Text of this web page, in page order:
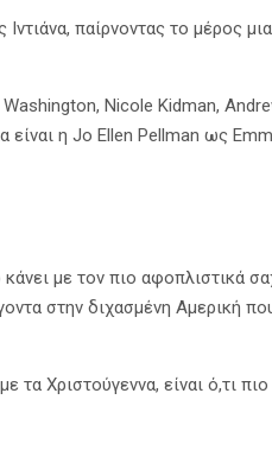
παίρνοντας το μέρος
Nicole Kidman,
είναι η Jo Ellen Pellman ως
με τον πιο αφοπλιστικά
στην διχασμένη Αμερική
Χριστούγεννα, είναι ό,τι πιο